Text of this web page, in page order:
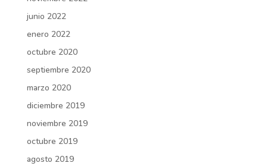
junio 2022
enero 2022
octubre 2020
septiembre 2020
marzo 2020
diciembre 2019
noviembre 2019
octubre 2019
agosto 2019